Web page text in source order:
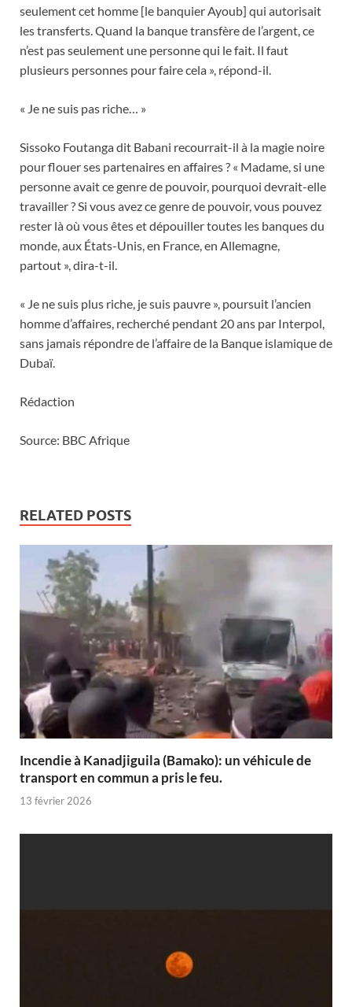
seulement cet homme [le banquier Ayoub] qui autorisait
les transferts. Quand la banque transfère de l’argent, ce
n’est pas seulement une personne qui le fait. Il faut
plusieurs personnes pour faire cela », répond-il.
« Je ne suis pas riche… »
Sissoko Foutanga dit Babani recourrait-il à la magie noire
pour flouer ses partenaires en affaires ? « Madame, si une
personne avait ce genre de pouvoir, pourquoi devrait-elle
travailler ? Si vous avez ce genre de pouvoir, vous pouvez
rester là où vous êtes et dépouiller toutes les banques du
monde, aux États-Unis, en France, en Allemagne,
partout », dira-t-il.
« Je ne suis plus riche, je suis pauvre », poursuit l’ancien
homme d’affaires, recherché pendant 20 ans par Interpol,
sans jamais répondre de l’affaire de la Banque islamique de
Dubaï.
Rédaction
Source: BBC Afrique
RELATED POSTS
Incendie à Kanadjiguila (Bamako): un véhicule de
transport en commun a pris le feu.
13 février 2026